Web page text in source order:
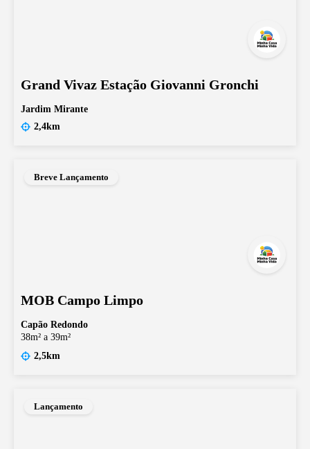
Grand Vivaz Estação Giovanni Gronchi
Jardim Mirante
2,4km
Breve Lançamento
MOB Campo Limpo
Capão Redondo
38m² a 39m²
2,5km
Lançamento